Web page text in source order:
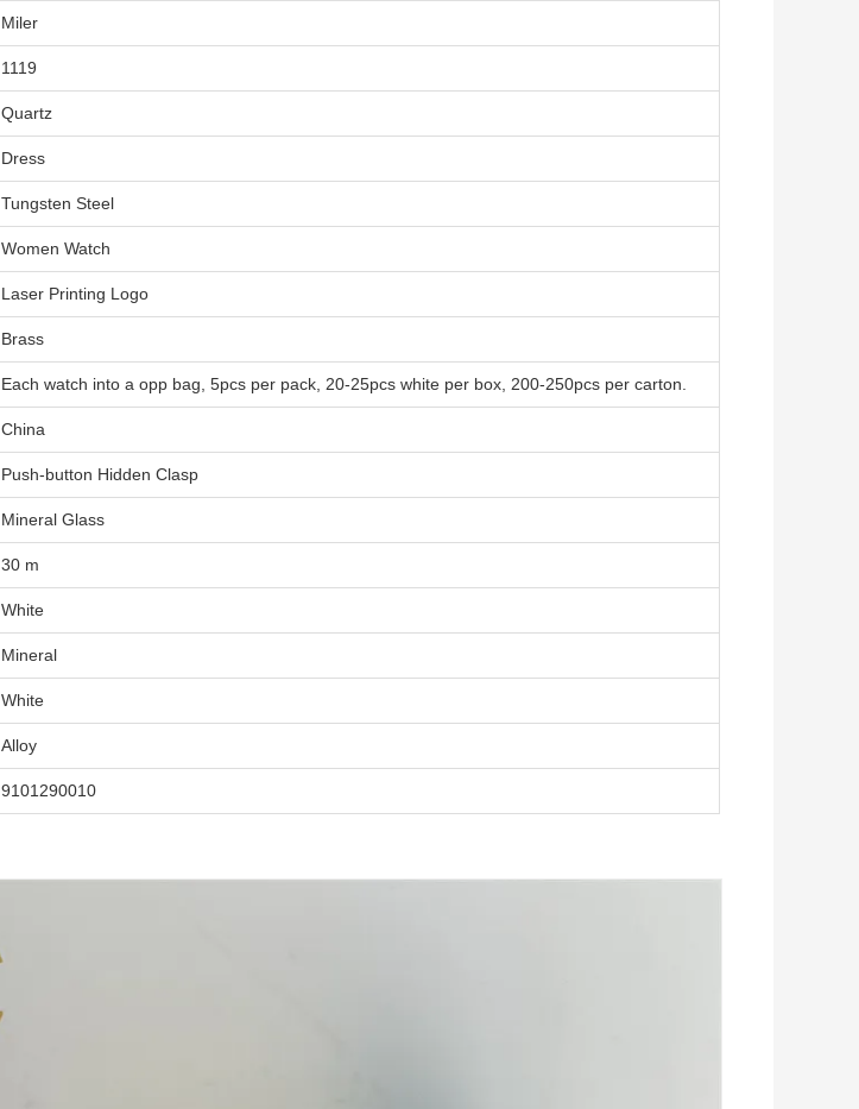
Miler
1119
Quartz
Dress
Tungsten Steel
Women Watch
Laser Printing Logo
Brass
Each watch into a opp bag, 5pcs per pack, 20-25pcs white per box, 200-250pcs per carton.
China
Push-button Hidden Clasp
Mineral Glass
30 m
White
Mineral
White
Alloy
9101290010